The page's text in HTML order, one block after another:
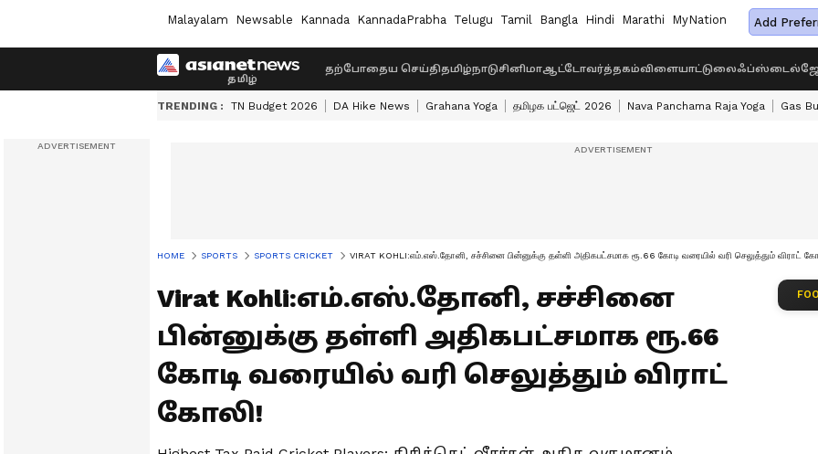
Malayalam Newsable Kannada KannadaPrabha Telugu Tamil Bangla Hindi Marathi MyNation Add
தற்போதைய செய்திதமிழ்நாடுசினிமாஆட்டோவர்த்தகம்விளையாட்டுலைஃப்ஸ்டைல்
TRENDING : TN Budget 2026 DA Hike News Grahana Yoga தமிழக பட்ஜெட் 2026 Nava Panchama Raja Yoga Gas
HOME SPORTS SPORTS CRICKET VIRAT KOHLI:எம்.எஸ்.தோனி, சச்சினை பின்னுக்கு தள்ளி அதிகபட்சமாக ரூ.66 கோடி வரையில் வரி செலுத்தும் விராட்
Virat Kohli:எம்.எஸ்.தோனி, சச்சினை
பின்னுக்கு தள்ளி அதிகபட்சமாக ரூ.66
கோடி வரையில் வரி செலுத்தும் விராட்
கோலி!